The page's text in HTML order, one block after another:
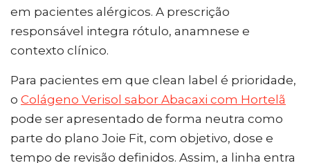
em pacientes alérgicos. A prescrição
responsável integra rótulo, anamnese e
contexto clínico.
Para pacientes em que clean label é prioridade,
o Colágeno Verisol sabor Abacaxi com Hortelã
pode ser apresentado de forma neutra como
parte do plano Joie Fit, com objetivo, dose e
tempo de revisão definidos. Assim, a linha entra